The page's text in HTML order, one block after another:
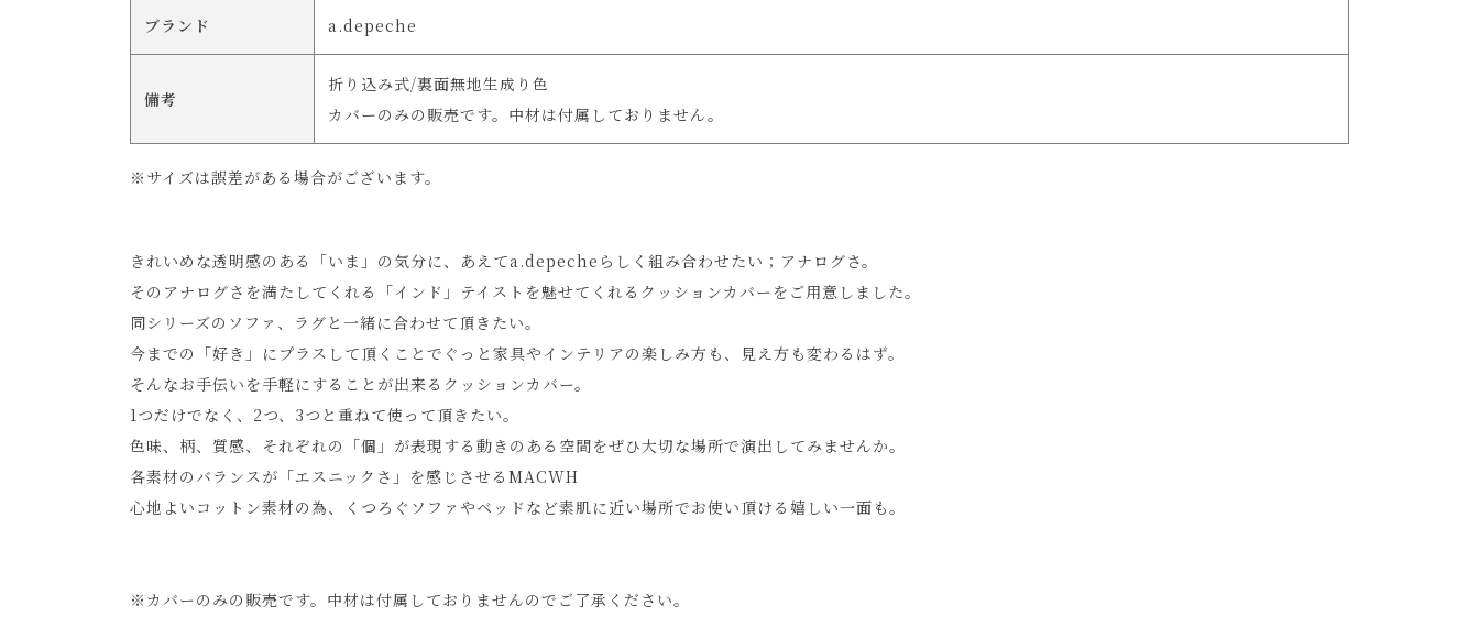
ブランド a.depeche
備考
折り込み式/裏面無地生成り色
カバーのみの販売です。中材は付属しておりません。
※サイズは誤差がある場合がございます。
きれいめな透明感のある「いま」の気分に、あえてa.depecheらしく組み合わせたい；アナログさ。
そのアナログさを満たしてくれる「インド」テイストを魅せてくれるクッションカバーをご用意しました。
同シリーズのソファ、ラグと一緒に合わせて頂きたい。
今までの「好き」にプラスして頂くことでぐっと家具やインテリアの楽しみ方も、見え方も変わるはず。
そんなお手伝いを手軽にすることが出来るクッションカバー。
1つだけでなく、2つ、3つと重ねて使って頂きたい。
色味、柄、質感、それぞれの「個」が表現する動きのある空間をぜひ大切な場所で演出してみませんか。
各素材のバランスが「エスニックさ」を感じさせるMACWH
心地よいコットン素材の為、くつろぐソファやベッドなど素肌に近い場所でお使い頂ける嬉しい一面も。
※カバーのみの販売です。中材は付属しておりませんのでご了承ください。